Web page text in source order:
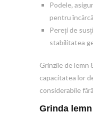
Podele,
pentru
Pereți de
stabilitatea
Grinzile de
capacitatea lor
considerabile
Grinda